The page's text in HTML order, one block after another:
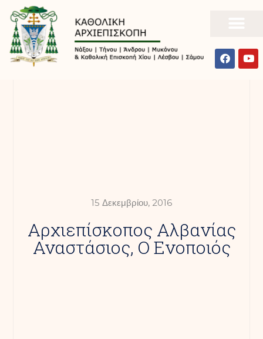
15 Δεκεμβρίου, 2016
Αρχιεπίσκοπος Αλβανίας
Αναστάσιος, O Ενοποιός